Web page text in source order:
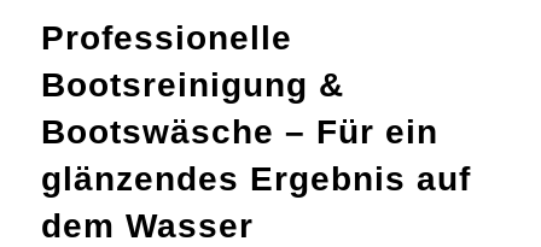
Professionelle
Bootsreinigung &
Bootswäsche – Für ein
glänzendes Ergebnis auf
dem Wasser